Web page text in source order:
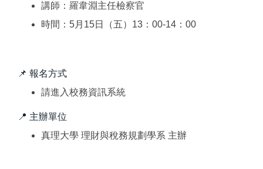
講師：羅韋淵主任檢察官
時間：5月15日（五）13：00-14：00
📌 報名方式
請進入校務資訊系統
📍 主辦單位
真理大學 理財與稅務規劃學系 主辦